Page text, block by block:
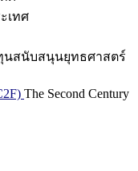
เทศ
นสนับสนุนยุทธศาสตร์
The Second Century